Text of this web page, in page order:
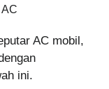
AC mobil,
ini.